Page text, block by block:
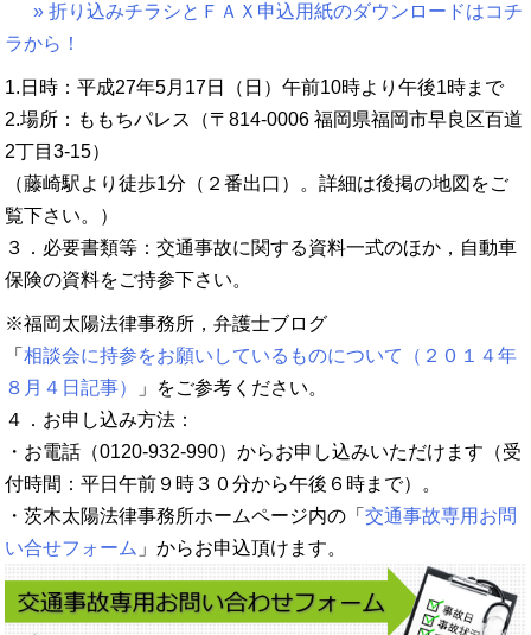
» 折り込みチラシとＦＡＸ申込用紙のダウンロードはコチ
ラから！
1.日時：平成27年5月17日（日）午前10時より午後1時まで
2.場所：ももちパレス（〒814-0006 福岡県福岡市早良区百道
2丁目3-15）
（藤崎駅より徒歩1分（２番出口）。詳細は後掲の地図をご
覧下さい。）
３．必要書類等：交通事故に関する資料一式のほか，自動車
保険の資料をご持参下さい。
※福岡太陽法律事務所，弁護士ブログ
「相談会に持参をお願いしているものについて（２０１４年
８月４日記事）
」をご参考ください。
４．お申し込み方法：
・お電話（0120-932-990）からお申し込みいただけます（受
付時間：平日午前９時３０分から午後６時まで）。
・茨木太陽法律事務所ホームページ内の「交通事故専用お問
い合せフォーム 」からお申込頂けます。